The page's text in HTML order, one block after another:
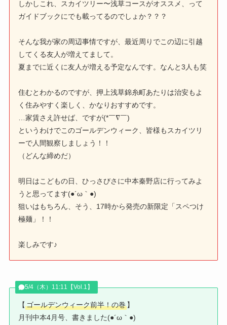
しかしこれ、スカイツリー〜浅草コースがオススメ、って
ガイドブックにでも載ってるのでしょか？？？
そんな我が家の周辺事情ですが、最近周りでこの辺に引越
してくる友人が増えてまして。
夏までに近くに友人が増える予定なんです。なんと3人も笑
住むとわかるのですが、押上浅草錦糸町あたりは治安もよ
く住みやすく楽しく、かなりおすすめです。
…家賃さえ許せば、ですが(*￣∇￣)
というわけでこのゴールデンウィーク、皆様もスカイツリ
ーで人間観察しましょう！！
（どんな締めだ）
明日はこどもの日、ひっさびさに中本秦野店に行ってみよ
うと思ってます(●´ω｀●)
狙いはもちろん、そう、17時から発売の新限定「スペつけ
極麺」！！
楽しみです♪
5/4（木）11:11【Vol.1】
【ゴールデンウィーク前半！の巻 】
月刊中本4月号、書きました(●´ω｀●)